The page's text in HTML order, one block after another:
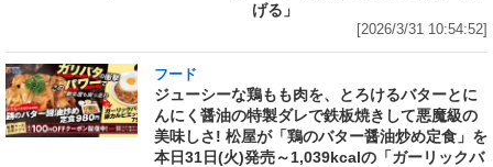
げる」
[2026/3/31 10:54:52]
フード
ジューシーな鶏もも肉を、とろけるバターとに
んにく醤油の特製ダレで鉄板焼きして悪魔級の
美味しさ! 松屋が「鶏のバター醤油炒め定食」を
本日31日(火)発売～1,039kcalの「ガーリックバ